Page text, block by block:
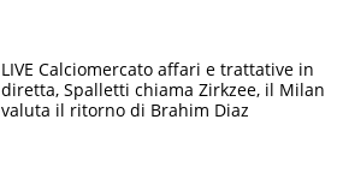
LIVE Calciomercato affari e trattative in
diretta, Spalletti chiama Zirkzee, il Milan
valuta il ritorno di Brahim Diaz